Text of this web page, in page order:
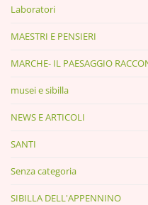
Laboratori
MAESTRI E PENSIERI
MARCHE- IL PAESAGGIO
musei e sibilla
NEWS E ARTICOLI
SANTI
Senza categoria
SIBILLA DELL'APPENNINO